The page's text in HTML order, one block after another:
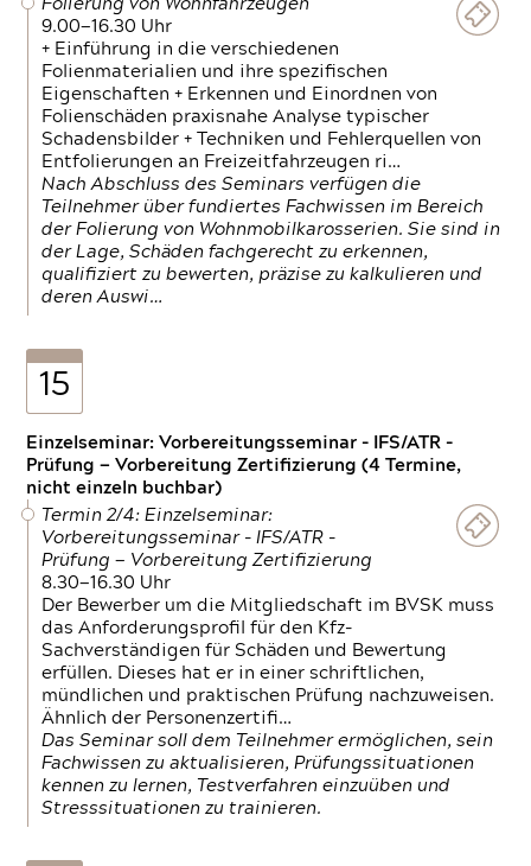
Folierung von Wohnfahrzeugen
9.00—16.30 Uhr
+ Einführung in die verschiedenen
Folienmaterialien und ihre spezifischen
Eigenschaften + Erkennen und Einordnen von
Folienschäden praxisnahe Analyse typischer
Schadensbilder + Techniken und Fehlerquellen von
Entfolierungen an Freizeitfahrzeugen ri…
Nach Abschluss des Seminars verfügen die
Teilnehmer über fundiertes Fachwissen im Bereich
der Folierung von Wohnmobilkarosserien. Sie sind in
der Lage, Schäden fachgerecht zu erkennen,
qualifiziert zu bewerten, präzise zu kalkulieren und
deren Auswi…
15
Einzelseminar: Vorbereitungsseminar - IFS/ATR -
Prüfung — Vorbereitung Zertifizierung (4 Termine,
nicht einzeln buchbar)
Termin 2/4: Einzelseminar:
Vorbereitungsseminar - IFS/ATR -
Prüfung — Vorbereitung Zertifizierung
8.30—16.30 Uhr
Der Bewerber um die Mitgliedschaft im BVSK muss
das Anforderungsprofil für den Kfz-
Sachverständigen für Schäden und Bewertung
erfüllen. Dieses hat er in einer schriftlichen,
mündlichen und praktischen Prüfung nachzuweisen.
Ähnlich der Personenzertifi…
Das Seminar soll dem Teilnehmer ermöglichen, sein
Fachwissen zu aktualisieren, Prüfungssituationen
kennen zu lernen, Testverfahren einzuüben und
Stresssituationen zu trainieren.